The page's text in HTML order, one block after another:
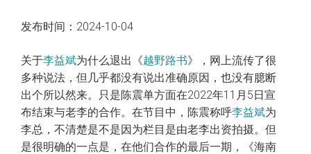
发布时间：2024-10-04
关于李益斌为什么退出《越野路书》，网上流传了很
多种说法，但几乎都没有说出准确原因，也没有臆断
出个所以然来。只是陈震单方面在2022年11月5日宣
布结束与老李的合作。在节目中，陈震称呼李益斌为
李总，不清楚是不是因为栏目是由老李出资拍摄。但
是很明确的一点是，在他们合作的最后一期，《海南